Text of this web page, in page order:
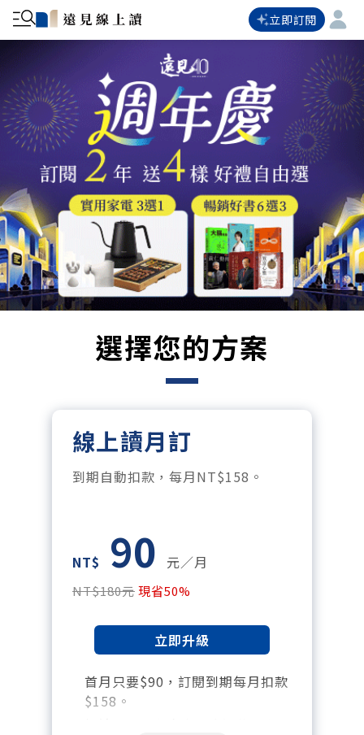
立即訂閱
選擇您的方案
線上讀月訂
到期自動扣款，每月NT$158。
NT$ 90 元／月
NT$180元現省50%
立即升級
首月只要$90，訂閱到期每月扣款
$158。